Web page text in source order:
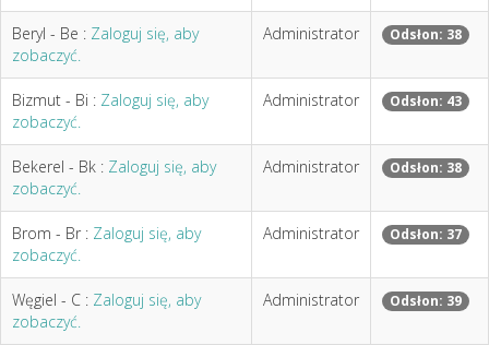
Beryl - Be : Zaloguj się, aby
zobaczyć.
Administrator Odsłon: 38
Bizmut - Bi : Zaloguj się, aby
zobaczyć.
Administrator Odsłon: 43
Bekerel - Bk : Zaloguj się, aby
zobaczyć.
Administrator Odsłon: 38
Brom - Br : Zaloguj się, aby
zobaczyć.
Administrator Odsłon: 37
Węgiel - C : Zaloguj się, aby
zobaczyć.
Administrator Odsłon: 39